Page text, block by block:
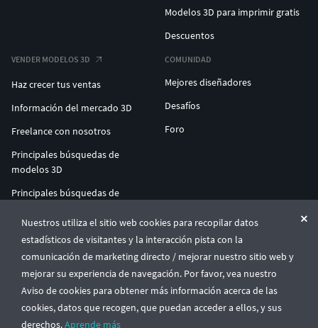
Nuestros utiliza el sitio web cookies para recopilar datos
estadísticos de visitantes y la interacción pista con la
comunicación de marketing directo / mejorar nuestro sitio web y
mejorar su experiencia de navegación. Por favor, vea nuestro
Aviso de cookies para obtener más información acerca de las
cookies, datos que recogen, que puedan acceder a ellos, y sus
derechos.Aprende más
Modelos 3D para imprimir gratis
Descuentos
VENDER MODELOS 3D
Haz crecer tus ventas
Información del mercado 3D
Freelance con nosotros
Principales búsquedas de
modelos 3D
Principales búsquedas de
COMUNIDAD
Mejores diseñadores
Desafíos
Foro
ENTERPRISE 3D AT SCALE
© CGTrader 2011-2026
UAB CGTrader, Antakalnio st. 17, Vilnius, Lithuania
Términos y condicionesPolítica de privacidad🇪🇸 Español